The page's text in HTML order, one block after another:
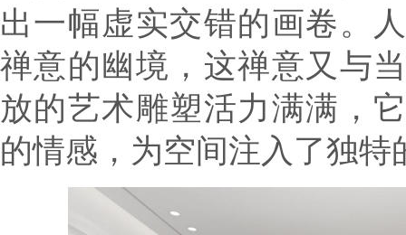
出一幅虚实交错的画卷。
禅意的幽境，这禅意又与
放的艺术雕塑活力满满，
的情感，为空间注入了独特